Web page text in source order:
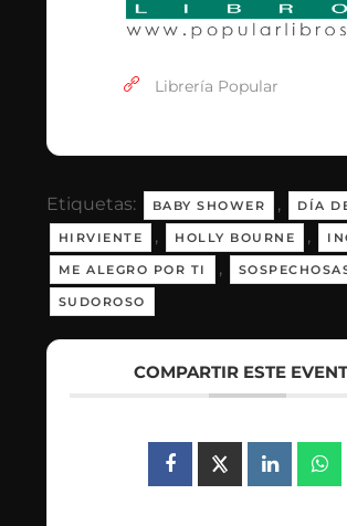
Librería Popular
Etiquetas: BABY SHOWER , DÍA
HIRVIENTE , HOLLY BOURNE ,
ME ALEGRO POR TI ,
SUDOROSO
COMPARTIR ESTE